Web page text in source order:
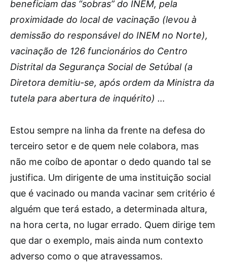
beneficiam das “sobras” do INEM, pela
proximidade do local de vacinação (levou à
demissão do responsável do INEM no Norte),
vacinação de 126 funcionários do Centro
Distrital da Segurança Social de Setúbal (a
Diretora demitiu-se, após ordem da Ministra da
tutela para abertura de inquérito) …
Estou sempre na linha da frente na defesa do
terceiro setor e de quem nele colabora, mas
não me coíbo de apontar o dedo quando tal se
justifica. Um dirigente de uma instituição social
que é vacinado ou manda vacinar sem critério é
alguém que terá estado, a determinada altura,
na hora certa, no lugar errado. Quem dirige tem
que dar o exemplo, mais ainda num contexto
adverso como o que atravessamos.